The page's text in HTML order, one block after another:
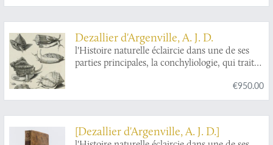
Dezallier d'Argenville, A. J. D.
l'Histoire naturelle éclaircie dans une de ses
parties principales, la conchyliologie, qui traite
ouvrage dans lequel on trouve une nouvelle
méthode Latine & Françoise de les diviser:
leurs explications. Nouvelle édition. Enrichie
€950.00
[Dezallier d'Argenville, A. J. D.]